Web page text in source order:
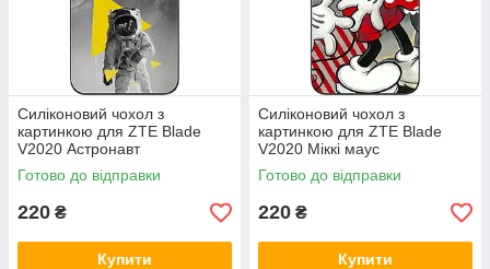
Силіконовий чохол з
картинкою для ZTE Blade
V2020 Астронавт
Готово до відправки
220 ₴
Купити
Силіконовий чохол з
картинкою для ZTE Blade
V2020 Міккі маус
Готово до відправки
220 ₴
Купити